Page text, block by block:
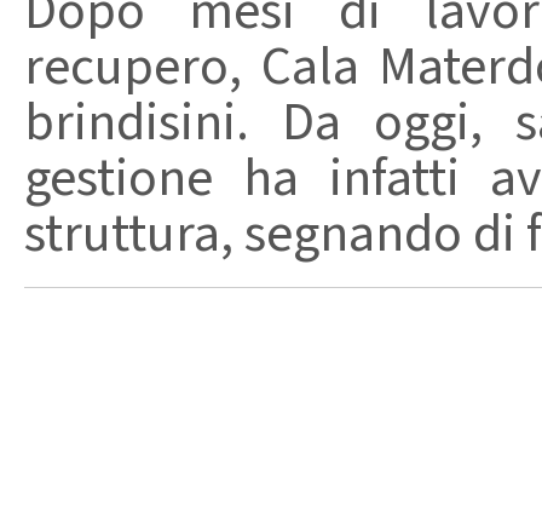
recupero, Cala
brindisini. Da oggi,
gestione ha infatti
struttura, segnando di